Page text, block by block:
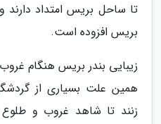
تا ساحل بریس امتداد دارند
بریس افزوده است.
زیبایی بندر بریس هنگام
همین علت بسیاری از
زنند تا شاهد غروب و